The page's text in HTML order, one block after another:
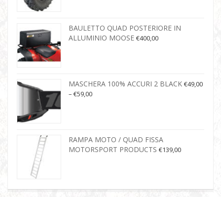
BAULETTO QUAD POSTERIORE IN
ALLUMINIO MOOSE €400,00
MASCHERA 100% ACCURI 2 BLACK €49,00
– €59,00
RAMPA MOTO / QUAD FISSA
MOTORSPORT PRODUCTS €139,00